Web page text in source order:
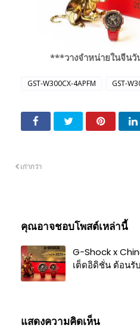
***วางจำหน่ายในจีน
GST-W300CX-4APFM GST-
เก่ากว่า
คุณอาจชอบโพสต์เหล่านี้
G-Shock x
เต็ดอิดิชั่น ต้อนรั
แสดงความคิดเห็น